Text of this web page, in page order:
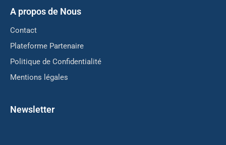
A propos de Nous
Contact
Plateforme Partenaire
Politique de Confidentialité
Mentions légales
Newsletter